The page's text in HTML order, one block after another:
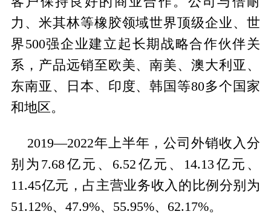
力、米其林等橡胶领域世界顶级企业、世
界500强企业建立起长期战略合作伙伴关
系，产品远销至欧美、南美、澳大利亚、
东南亚、日本、印度、韩国等80多个国家
和地区。
2019—2022年上半年，公司外销收入分
别为7.68亿元、6.52亿元、14.13亿元、
11.45亿元，占主营业务收入的比例分别为
51.12%、47.9%、55.95%、62.17%。